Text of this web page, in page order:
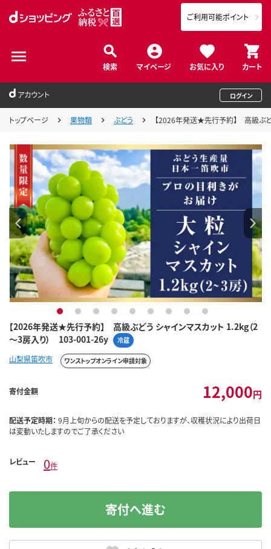
検索 マイページ お気に入り カート
ご利用可能ポイント
アカウント ログイン
トップページ 果物類 ぶどう 【2026年発送★先行予約】 高級ぶ
【2026年発送★先行予約】 高級ぶどう シャインマスカット 1.2kg（2
～3房入り） 103-001-26y
冷蔵
1 2 3 4 5 6 7 8 9
山梨県笛吹市 ワンストップオンライン申請対象
寄付金額 12,000円
配送予定時期： 9月上旬からの配送を予定しておりますが、収穫状況により出荷日
は変動いたしますのでご了承ください
レビュー 0件
寄付へ進む